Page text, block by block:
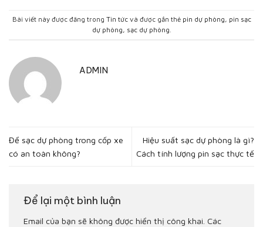
Bài viết này được đăng trong Tin tứcvà được gắn thẻ pin dự phòng, pin sạc
dự phòng, sạc dự phòng
ADMIN
Để sạc dự phòng trong cốp xe
có an toàn không?
Hiệu suất sạc dự phòng là gì?
Cách tính lượng pin sạc thực tế
Để lại một bình luận
Email của bạn sẽ không được hiển thị công khai. Các